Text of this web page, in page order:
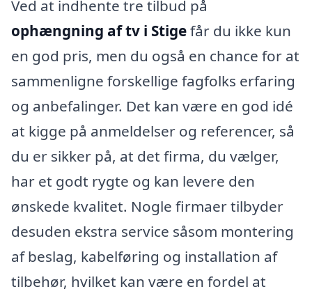
Ved at indhente tre tilbud på
ophængning af tv i Stigefår du ikke kun
en god pris, men du også en chance for at
sammenligne forskellige fagfolks erfaring
og anbefalinger. Det kan være en god idé
at kigge på anmeldelser og referencer, så
du er sikker på, at det firma, du vælger,
har et godt rygte og kan levere den
ønskede kvalitet. Nogle firmaer tilbyder
desuden ekstra service såsom montering
af beslag, kabelføring og installation af
tilbehør, hvilket kan være en fordel at